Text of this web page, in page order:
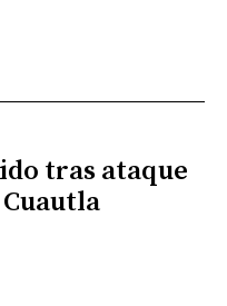
tras ataque